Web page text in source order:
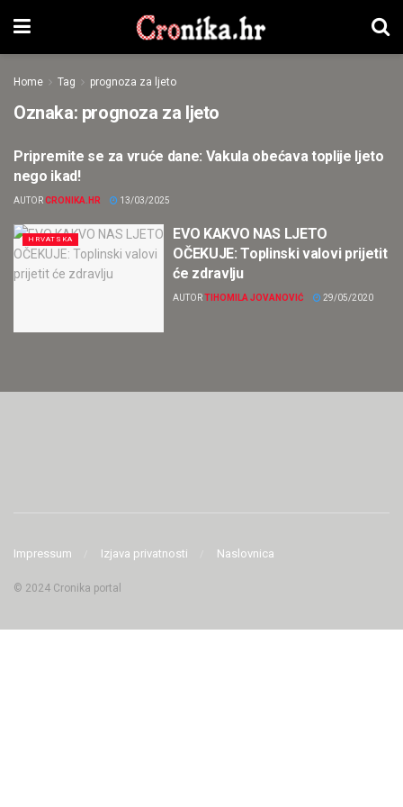
Home Tag prognoza za ljeto
Oznaka: prognoza za ljeto
HRVATSKA
Pripremite se za vruće dane: Vakula obećava toplije ljeto
nego ikad!
AUTORCRONIKA.HR 13/03/2025
HRVATSKA
EVO KAKVO NAS LJETO
OČEKUJE: Toplinski valovi prijetit
će zdravlju
AUTORTIHOMILA JOVANOVIĆ 29/05/2020
Impressum Izjava privatnosti Naslovnica
© 2024 Cronika portal